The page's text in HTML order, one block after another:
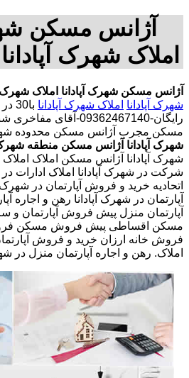
آژانس مسکن
املاک شهرک
آژانس مسکن شهرک آپادانا املاک شهرک
شهرک آپادانا املاک شهرک آپادانا
رایگان-09362467140-
مسکن مجرب آژانس مسکن محدوده
شهرک آپادانا آژانس مسکن منطقه شهرک
شهرک آپادانا آژانس مسکن املاک
شرکت در شهرک آپادانا املاک ادارات در
اتحادیه خرید و فروش آپارتمان در شهرک
آپارتمان در شهرک آپادانا رهن و اجاره
آپارتمان منزل پیش فروش آپارتمان و
مسکن اقساطی پیش فروش مسکن
فروش خانه ارزان خرید و فروش
املاک. رهن و اجاره آپارتمان منزل در